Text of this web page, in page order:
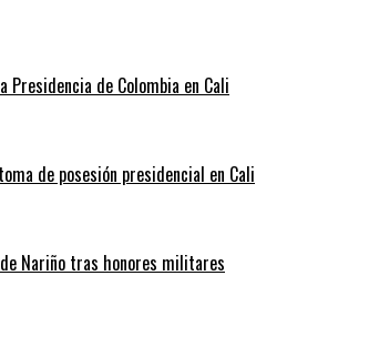
Presidencia de Colombia en Cali
de posesión presidencial en Cali
Nariño tras honores militares